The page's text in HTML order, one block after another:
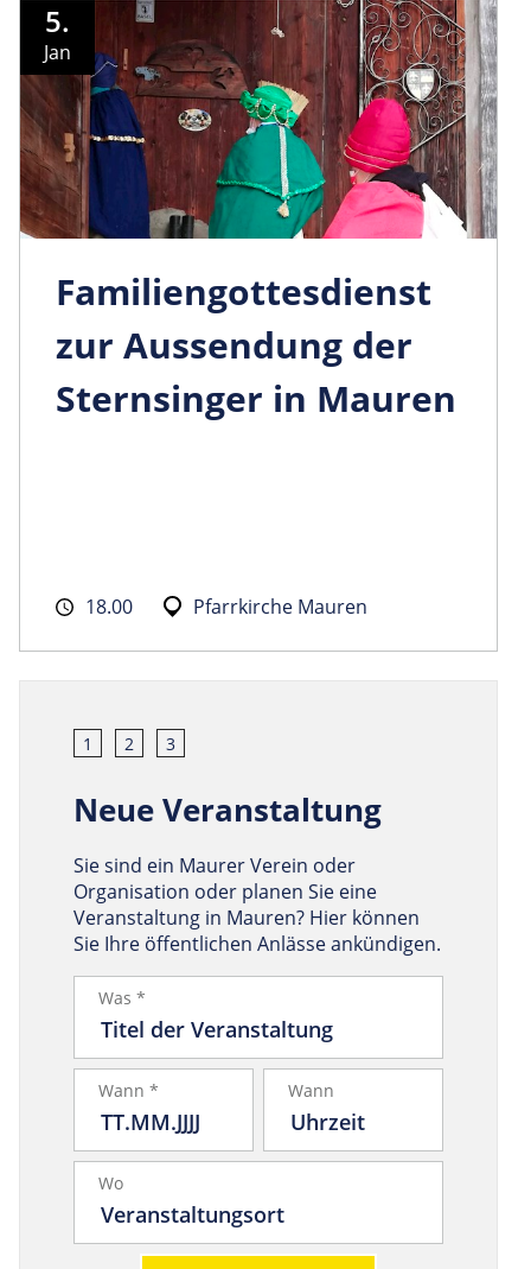
5.
Jan
Familiengo­ttesdienst
zur Aussendung der
Sternsinger in Mauren
18.00 Pfarrkirche Mauren
1 2 3
Neue Veranstaltung
Sie sind ein Maurer Verein oder
Organisation oder planen Sie eine
Veranstaltung in Mauren? Hier können
Sie Ihre öffentlichen Anlässe ankündigen.
Was *
Wann * Wann
Wo